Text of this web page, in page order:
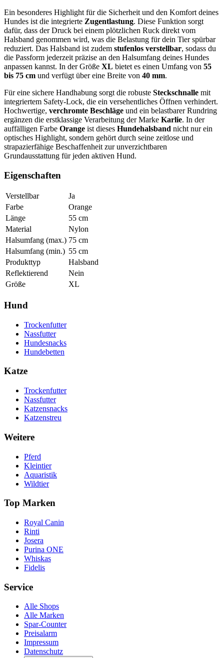
Ein besonderes Highlight für die Sicherheit und den Komfort deines
Hundes ist die integrierte Zugentlastung. Diese Funktion sorgt
dafür, dass der Druck bei einem plötzlichen Ruck direkt vom
Halsband genommen wird, was die Belastung für dein Tier spürbar
reduziert. Das Halsband ist zudem stufenlos verstellbar, sodass du
die Passform jederzeit präzise an den Halsumfang deines Hundes
anpassen kannst. In der Größe XL bietet es einen Umfang von 55
bis 75 cm und verfügt über eine Breite von 40 mm.
Für eine sichere Handhabung sorgt die robuste Steckschnalle mit
integriertem Safety-Lock, die ein versehentliches Öffnen verhindert.
Hochwertige, verchromte Beschläge und ein belastbarer Rundring
ergänzen die erstklassige Verarbeitung der Marke Karlie. In der
auffälligen Farbe Orange ist dieses Hundehalsband nicht nur ein
optisches Highlight, sondern gehört durch seine zeitlose und
strapazierfähige Beschaffenheit zur unverzichtbaren
Grundausstattung für jeden aktiven Hund.
Eigenschaften
Verstellbar
Ja
Farbe
Orange
Länge
55 cm
Material
Nylon
Halsumfang (max.) 75 cm
Halsumfang (min.) 55 cm
Produkttyp
Halsband
Reflektierend
Nein
Größe
XL
Hund
Trockenfutter
Nassfutter
Hundesnacks
Hundebetten
Katze
Trockenfutter
Nassfutter
Katzensnacks
Katzenstreu
Weitere
Pferd
Kleintier
Aquaristik
Wildtier
Top Marken
Royal Canin
Rinti
Josera
Purina ONE
Whiskas
Fidelis
Service
Alle Shops
Alle Marken
Spar-Counter
Preisalarm
Impressum
Datenschutz